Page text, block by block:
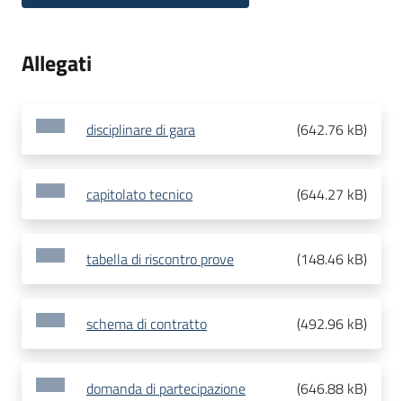
Allegati
disciplinare di gara (642.76 kB)
capitolato tecnico (644.27 kB)
tabella di riscontro prove (148.46 kB)
schema di contratto (492.96 kB)
domanda di partecipazione (646.88 kB)